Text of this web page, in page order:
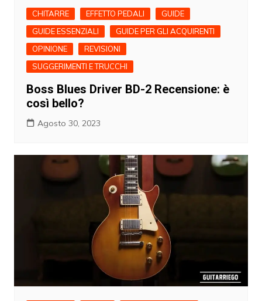
CHITARRE EFFETTO PEDALI
GUIDE
GUIDE ESSENZIALI
GUIDE PER GLI ACQUIRENTI
OPINIONE
REVISIONI
SUGGERIMENTI E TRUCCHI
Boss Blues Driver BD-2 Recensione: è
così bello?
Agosto 30, 2023